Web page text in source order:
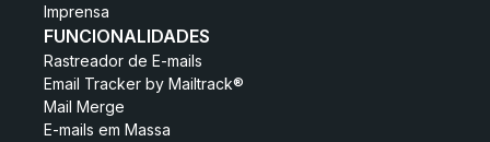
Imprensa
FUNCIONALIDADES
Rastreador de E-mails
Email Tracker by Mailtrack®
Mail Merge
E-mails em Massa